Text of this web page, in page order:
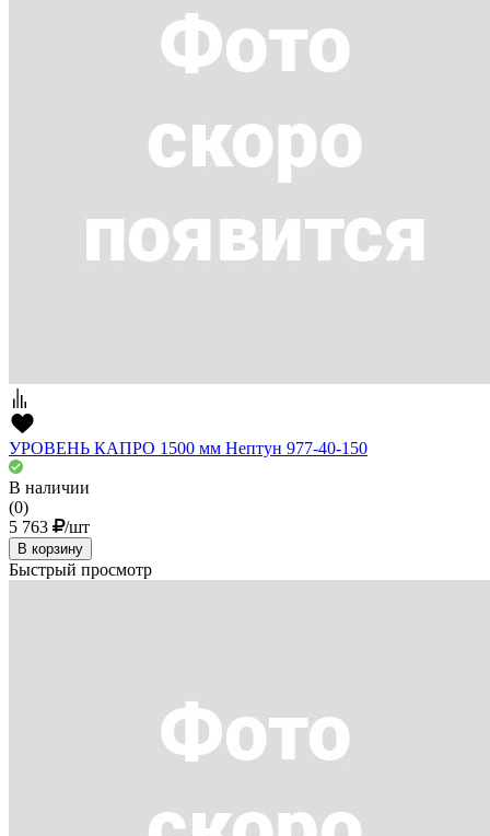
УРОВЕНЬ КАПРО 1500 мм Нептун 977-40-150
В наличии
(0)
5 763
/шт
В корзину
Быстрый просмотр